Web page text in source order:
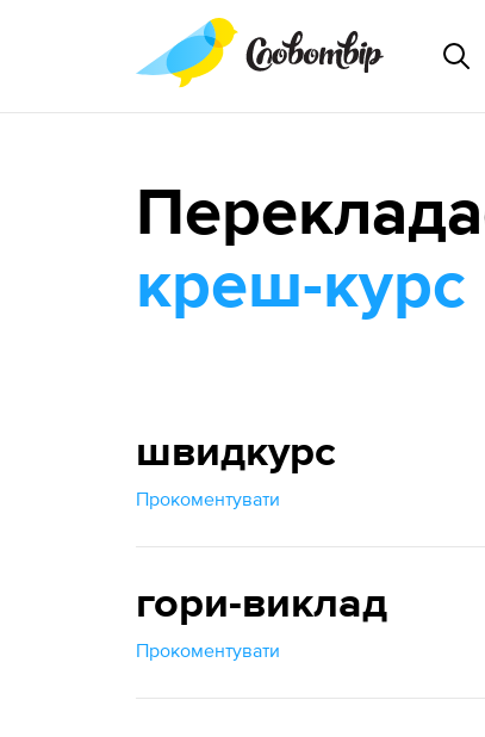
креш-курс
швидкурс
Прокоментувати
гори-виклад
Прокоментувати